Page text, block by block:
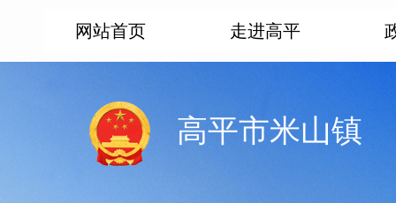
网站首页 走进高平
高平市米山镇